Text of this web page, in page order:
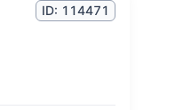
ID: 114471